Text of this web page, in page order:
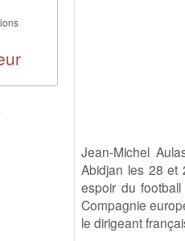
Jean-Michel
Abidjan les 28 et
espoir du
Compagnie
le dirigeant